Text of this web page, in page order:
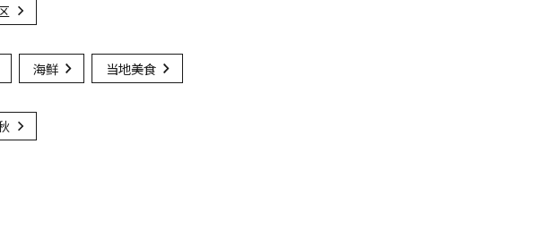
海鲜 当地美食